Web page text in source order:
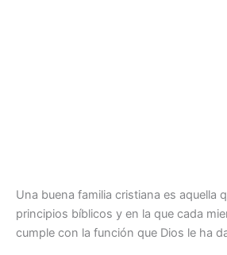
Una buena familia cristiana es aquella
principios bíblicos y en la que cada
cumple con la función que Dios le ha